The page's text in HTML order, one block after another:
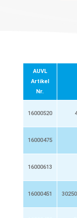
AUVL
Artikel
Nr.
16000520
16000475
16000613
16000451